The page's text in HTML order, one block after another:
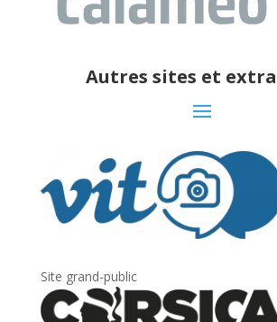
Autres sites et
Site grand-public